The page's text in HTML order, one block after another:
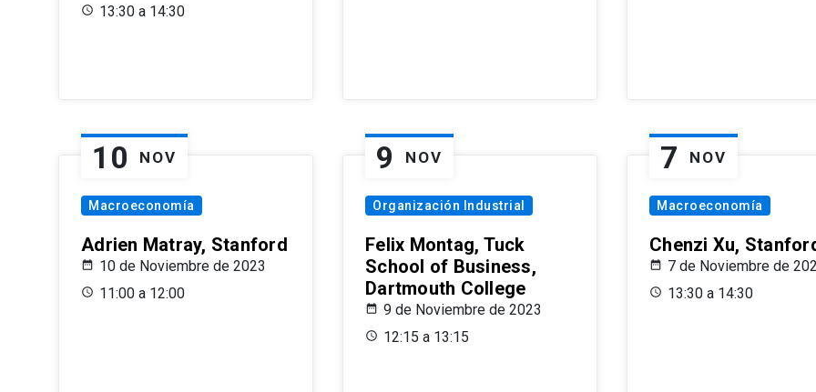
13:30 a 14:30
10 NOV
Macroeconomía
Adrien Matray, Stanford
10 de Noviembre de 2023
11:00 a 12:00
9 NOV
Organización Industrial
Felix Montag, Tuck
School of Business,
Dartmouth College
9 de Noviembre de 2023
12:15 a 13:15
7 NOV
Macroeconomía
Chenzi Xu,
7 de Noviembre de
13:30 a 14:30